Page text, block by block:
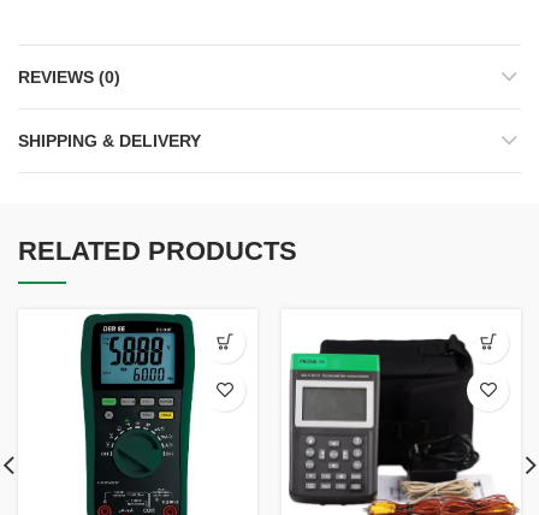
REVIEWS (0)
SHIPPING & DELIVERY
RELATED PRODUCTS